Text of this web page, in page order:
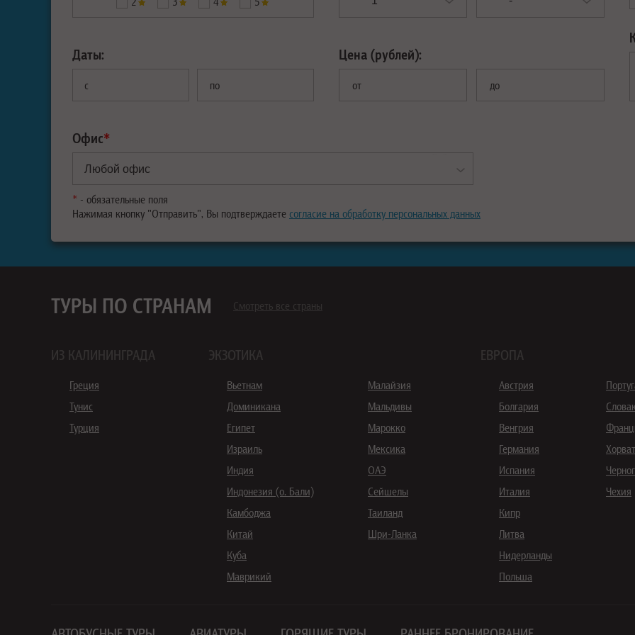
Даты:
с по
Цена (рублей):
от до
Офис*
* - обязательные поля
Нажимая кнопку "Отправить", Вы подтверждаете согласие на обработку персональных данных
ТУРЫ ПО СТРАНАМ Смотреть все страны
ИЗ КАЛИНИНГРАДА
Греция
Тунис
Турция
ЭКЗОТИКА
Вьетнам
Доминикана
Египет
Израиль
Индия
Индонезия (о. Бали)
Камбоджа
Китай
Куба
Маврикий
Малайзия
Мальдивы
Марокко
Мексика
ОАЭ
Сейшелы
Таиланд
Шри-Ланка
ЕВРОПА
Австрия
Болгария
Венгрия
Германия
Испания
Италия
Кипр
Литва
Нидерланды
Польша
Чехия